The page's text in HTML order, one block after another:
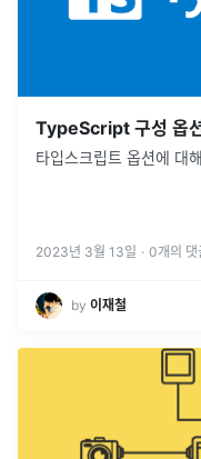
TypeScript 구성 옵
타입스크립트 옵션에 대
2023년 3월 13일 · 0개의 댓
by 이재철